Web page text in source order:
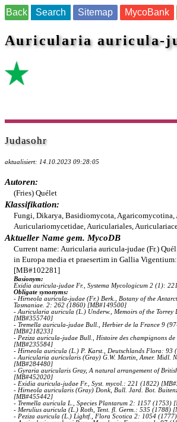
Back Search Sitemap MycoBank
Auricularia auricula-
Judasohr
aktualisiert: 14.10.2023 09:28:05
Autoren:
(Fries) Quélet
Klassifikation:
Fungi, Dikarya, Basidiomycota, Agaricomycotina,
Auriculariomycetidae, Auriculariales,
Aktueller Name gem. MycoDB
Current name: Auricularia auricula-judae (Fr.)
in Europa media et praesertim in Gallia
[MB#102281]
Basionym:
Exidia auricula-judae Fr., Systema Mycologicum 2 (1):
Obligate synonyms:
- Hirneola auricula-judae (Fr.) Berk., Botany of the
Tasmaniae. 2: 262 (1860) [MB#149500]
- Auricularia auricula (L.) Underw., Memoirs of the
[MB#355740]
- Tremella auricula-judae Bull., Herbier de la France 9
[MB#218233]
- Peziza auricula-judae Bull., Histoire des champignons
[MB#235584]
- Hirneola auricula (L.) P. Karst., Deutschlands Flora: 93
- Auricularia auricularis (Gray) G.W. Martin, Amer. Midl.
[MB#284480]
- Gyraria auricularis Gray, A natural arrangement of
[MB#452020]
- Exidia auricula-judae Fr., Syst. mycol.: 221 (1822)
- Hirneola auricularis (Gray) Donk, Bull. Jard. Bot.
[MB#455442]
- Tremella auricula L., Species Plantarum 2: 1157 (1753)
- Merulius auricula (L.) Roth, Tent. fl. Germ.: 535 (1788)
- Peziza auricula (L.) Lightf., Flora Scotica 2: 1054